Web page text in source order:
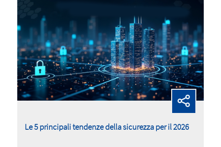
Le 5 principali tendenze della sicurezza per il 2026